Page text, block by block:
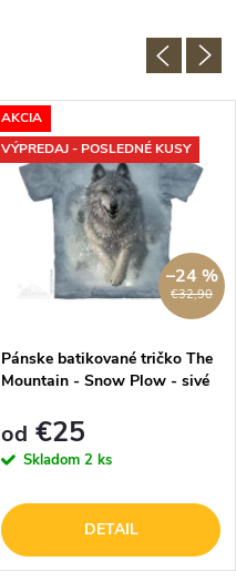
AKCIA
VÝPREDAJ - POSLEDNÉ KUSY
€32,90
–24 %
Pánske batikované tričko The
Mountain - Snow Plow - sivé
od €25
Skladom 2 ks
DETAIL